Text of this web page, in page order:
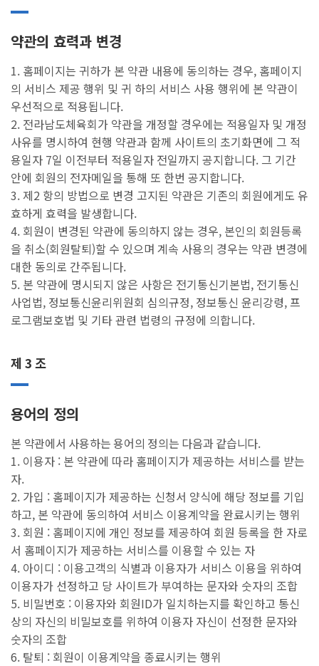
약관의 효력과 변경
1. 홈페이지는 귀하가 본 약관 내용에 동의하는 경우, 홈페이지
의 서비스 제공 행위 및 귀 하의 서비스 사용 행위에 본 약관이
우선적으로 적용됩니다.
2. 전라남도체육회가 약관을 개정할 경우에는 적용일자 및 개정
사유를 명시하여 현행 약관과 함께 사이트의 초기화면에 그 적
용일자 7일 이전부터 적용일자 전일까지 공지합니다. 그 기간
안에 회원의 전자메일을 통해 또 한번 공지합니다.
3. 제2 항의 방법으로 변경 고지된 약관은 기존의 회원에게도 유
효하게 효력을 발생합니다.
4. 회원이 변경된 약관에 동의하지 않는 경우, 본인의 회원등록
을 취소(회원탈퇴)할 수 있으며 계속 사용의 경우는 약관 변경에
대한 동의로 간주됩니다.
5. 본 약관에 명시되지 않은 사항은 전기통신기본법, 전기통신
사업법, 정보통신윤리위원회 심의규정, 정보통신 윤리강령, 프
로그램보호법 및 기타 관련 법령의 규정에 의합니다.
제 3 조
용어의 정의
본 약관에서 사용하는 용어의 정의는 다음과 같습니다.
1. 이용자 : 본 약관에 따라 홈페이지가 제공하는 서비스를 받는
자.
2. 가입 : 홈페이지가 제공하는 신청서 양식에 해당 정보를 기입
하고, 본 약관에 동의하여 서비스 이용계약을 완료시키는 행위
3. 회원 : 홈페이지에 개인 정보를 제공하여 회원 등록을 한 자로
서 홈페이지가 제공하는 서비스를 이용할 수 있는 자
4. 아이디 : 이용고객의 식별과 이용자가 서비스 이용을 위하여
이용자가 선정하고 당 사이트가 부여하는 문자와 숫자의 조합
5. 비밀번호 : 이용자와 회원ID가 일치하는지를 확인하고 통신
상의 자신의 비밀보호를 위하여 이용자 자신이 선정한 문자와
숫자의 조합
6. 탈퇴 : 회원이 이용계약을 종료시키는 행위